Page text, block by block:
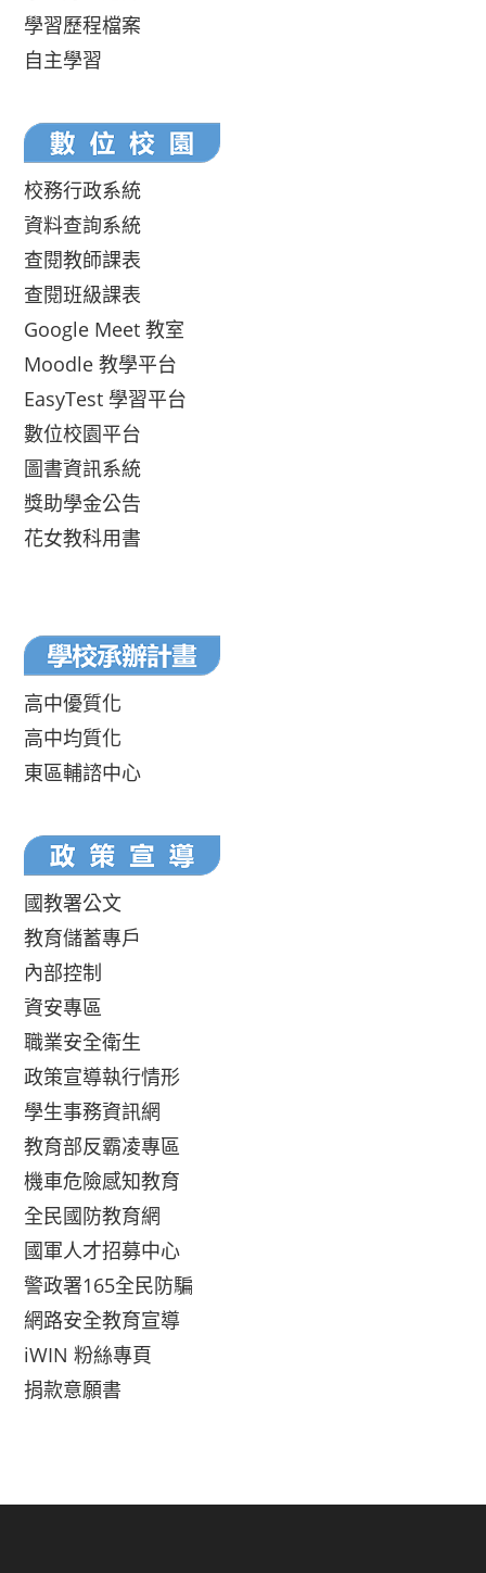
學習歷程檔案
自主學習
校務行政系統
資料查詢系統
查閱教師課表
查閱班級課表
Google Meet 教室
Moodle 教學平台
EasyTest 學習平台
數位校園平台
圖書資訊系統
獎助學金公告
花女教科用書
高中優質化
高中均質化
東區輔諮中心
國教署公文
教育儲蓄專戶
內部控制
資安專區
職業安全衛生
政策宣導執行情形
學生事務資訊網
教育部反霸凌專區
機車危險感知教育
全民國防教育網
國軍人才招募中心
警政署165全民防騙
網路安全教育宣導
iWIN 粉絲專頁
捐款意願書